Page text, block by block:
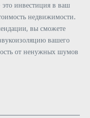
инвестиция в ваш
недвижимости.
вы сможете
вашего
от ненужных шумов